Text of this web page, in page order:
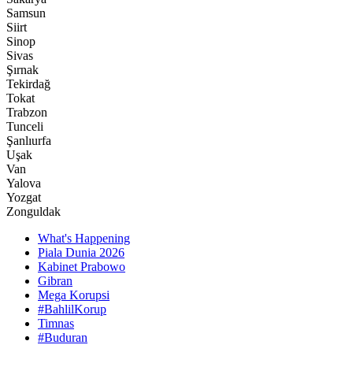
Samsun
Siirt
Sinop
Sivas
Şırnak
Tekirdağ
Tokat
Trabzon
Tunceli
Şanlıurfa
Uşak
Van
Yalova
Yozgat
Zonguldak
What's Happening
Piala Dunia 2026
Kabinet Prabowo
Gibran
Mega Korupsi
#BahlilKorup
Timnas
#Buduran